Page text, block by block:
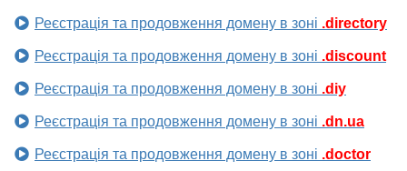
Реєстрація та продовження домену в зоні .directory
Реєстрація та продовження домену в зоні .discount
Реєстрація та продовження домену в зоні .diy
Реєстрація та продовження домену в зоні .dn.ua
Реєстрація та продовження домену в зоні .doctor